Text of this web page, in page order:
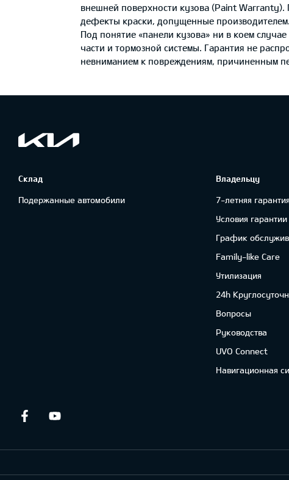
внешней поверхности кузова (Paint Warranty).
дефекты краски, допущенные
Под понятие «панели кузова» ни в коем
части и тормозной системы. Гарантия не
невниманием к повреждениям, причиненным
Склад
Подержанные автомобили
Владельцу
7-летняя гарантия
Условия гарантии
График
Family-like Care
Утилизация
24h
Вопросы
Руководства
UVO Connect
Навигационная
Facebook